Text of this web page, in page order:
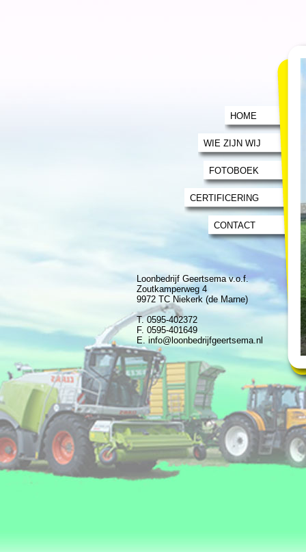
HOME
WIE ZIJN WIJ
FOTOBOEK
CERTIFICERING
CONTACT
Loonbedrijf Geertsema v.o.f.
Zoutkamperweg 4
9972 TC Niekerk (de Marne)
T. 0595-402372
F. 0595-401649
E. info@loonbedrijfgeertsema.nl